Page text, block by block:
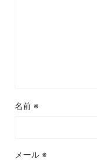
名前 ※
メール ※